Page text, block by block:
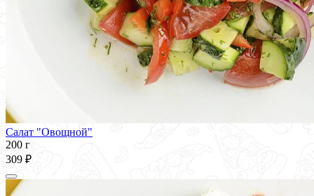
Салат "Овощной"
200 г
309 ₽